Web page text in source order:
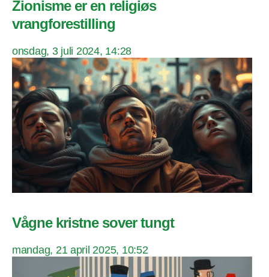
Zionisme er en religiøs
vrangforestilling
onsdag, 3 juli 2024, 14:28
Vågne kristne sover tungt
mandag, 21 april 2025, 10:52